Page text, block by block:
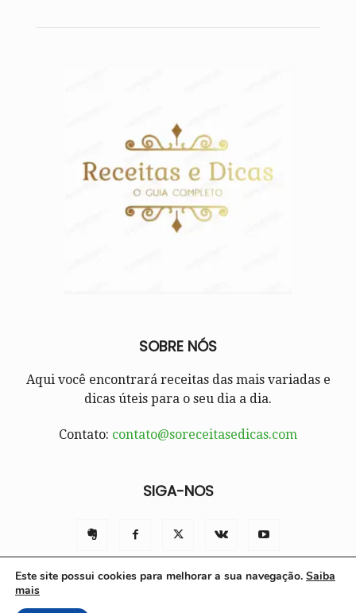
SOBRE NÓS
Aqui você encontrará receitas das mais variadas e
dicas úteis para o seu dia a dia.
Contato: contato@soreceitasedicas.com
SIGA-NOS
Este site possui cookies para melhorar a sua navegação. Saiba
mais